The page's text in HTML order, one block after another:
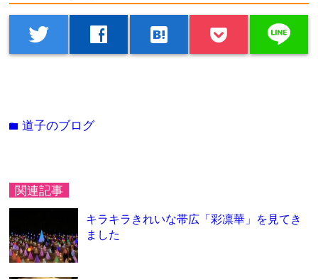
twitter facebook hatenabookmark line
folder道子のブログ
関連記事
キラキラきれいな帯広「彩凛華」を見てき
ました